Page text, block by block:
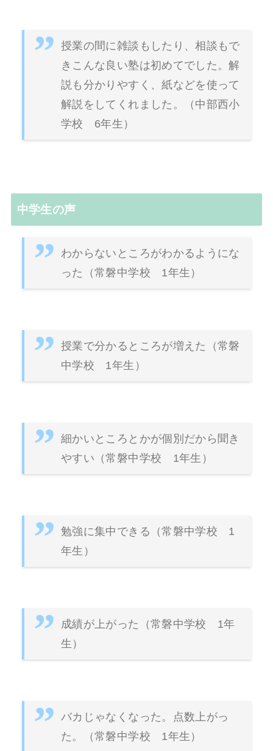
授業の間に雑談もしたり、相談もで
きこんな良い塾は初めてでした。解
説も分かりやすく、紙などを使って
解説をしてくれました。（中部西小
学校 6年生）
中学生の声
わからないところがわかるようにな
った（常磐中学校 1年生）
授業で分かるところが増えた（常磐
中学校 1年生）
細かいところとかが個別だから聞き
やすい（常磐中学校 1年生）
勉強に集中できる（常磐中学校 1
年生）
成績が上がった（常磐中学校 1年
生）
バカじゃなくなった。点数上がっ
た。（常磐中学校 1年生）